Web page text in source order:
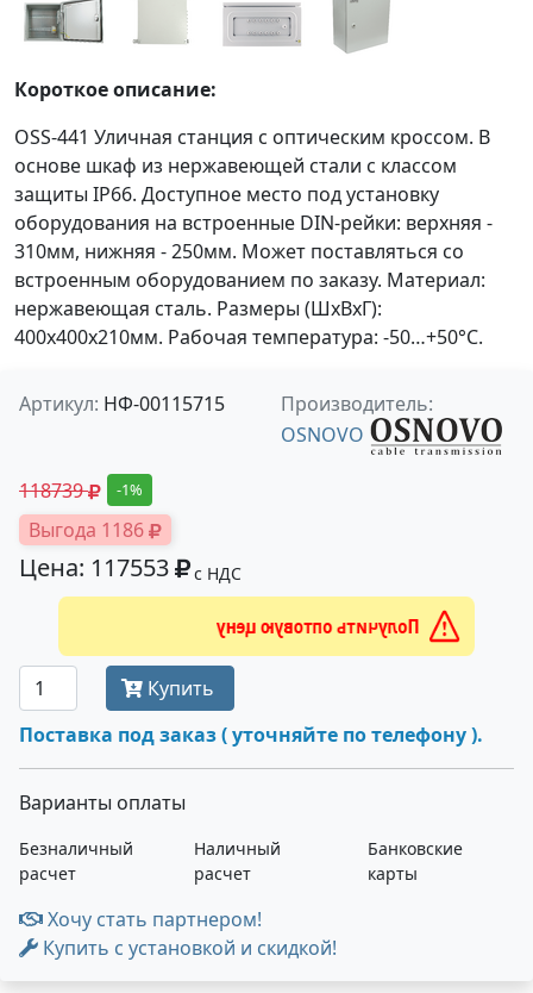
Короткое описание:
OSS-441 Уличная станция с оптическим кроссом. В
основе шкаф из нержавеющей стали с классом
защиты IP66. Доступное место под установку
оборудования на встроенные DIN-рейки: верхняя -
310мм, нижняя - 250мм. Может поставляться со
встроенным оборудованием по заказу. Материал:
нержавеющая сталь. Размеры (ШхВхГ):
400x400x210мм. Рабочая температура: -50…+50°С.
Артикул: НФ-00115715
Производитель:
OSNOVO
118739 -1%
Выгода 1186
Цена: 117553 с НДС
Получить оптовую цену
Купить
Поставка под заказ ( уточняйте по телефону ).
Варианты оплаты
Безналичный
расчет
Наличный
расчет
Банковские
карты
Хочу стать партнером!
Купить с установкой и скидкой!